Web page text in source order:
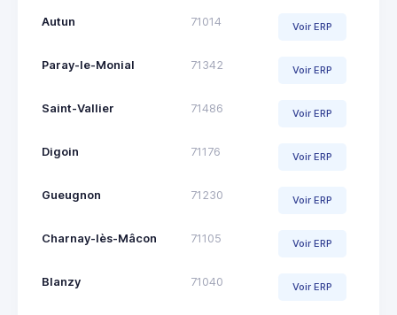
Autun 71014 Voir ERP
Paray-le-Monial 71342 Voir ERP
Saint-Vallier 71486 Voir ERP
Digoin 71176 Voir ERP
Gueugnon 71230 Voir ERP
Charnay-lès-Mâcon 71105 Voir ERP
Blanzy 71040 Voir ERP